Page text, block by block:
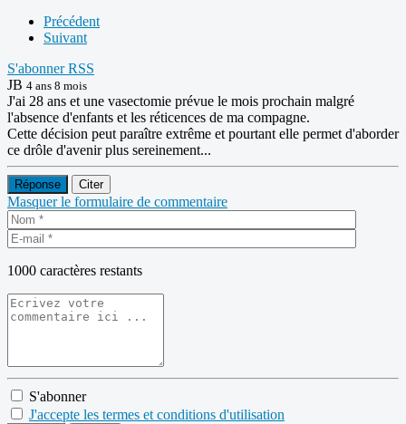
Précédent
Suivant
S'abonnerRSS
JB 4 ans 8 mois
J'ai 28 ans et une vasectomie prévue le mois prochain malgré
l'absence d'enfants et les réticences de ma compagne.
Cette décision peut paraître extrême et pourtant elle permet d'aborder
ce drôle d'avenir plus sereinement...
Réponse Citer
Masquer le formulaire de commentaire
1000 caractères restants
S'abonner
J'accepte les termes et conditions d'utilisation